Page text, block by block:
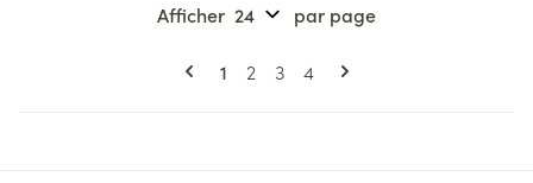
Pages
Vous lisez actuellement la page
1 Page
2 Page
3 Page
4
Afficher par page